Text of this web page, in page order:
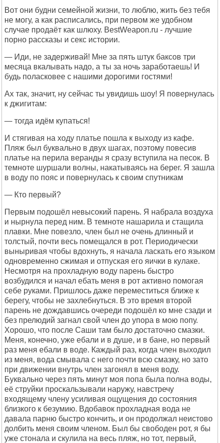
Вот они будни семейной жизни, то люблю, жить без тебя
не могу, а как расписались, при первом же удобном
случае продаёт как шлюху. BestWeapon.ru - лучшие
порно рассказы и секс истории.
— Иди, не задерживай! Мне за пять штук баксов три
месяца вкалывать надо, а ты за ночь заработаешь! И
будь поласковее с нашими дорогими гостями!
Ах так, значит, ну сейчас ты увидишь шоу! Я повернулась
к джигитам:
— тогда идём купаться!
И стягивая на ходу платье пошла к выходу из кафе.
Пляж был буквально в двух шагах, поэтому повесив
платье на перила веранды я сразу вступила на песок. В
темноте шуршали волны, накатываясь на берег. Я зашла
в воду по пояс и повернулась к своим спутникам
— Кто первый?
Первым подошёл невысокий парень. Я набрала воздуха
и нырнула перед ним. В темноте нашарила и стащила
плавки. Мне повезло, член был не очень длинный и
толстый, почти весь помещался в рот. Периодически
выныривая чтобы вдохнуть, я начала ласкать его языком
одновременно сжимая и отпуская его яички в кулаке.
Несмотря на прохладную воду парень быстро
возбудился и начал ебать меня в рот активно помогая
себе руками. Пришлось даже переместиться ближе к
берегу, чтобы не захлебнуться. В это время второй
парень не дождавшись очереди подошёл ко мне сзади и
без прелюдий загнал свой член до упора в мою попу.
Хорошо, что после Саши там было достаточно смазки.
Меня, конечно, уже ебали и в душе, и в бане, но первый
раз меня ебали в воде. Каждый раз, когда член выходил
из меня, вода смывала с него почти всю смазку, но зато
при движении внутрь член загонял в меня воду.
Буквально через пять минут моя попа была полна воды,
её струйки проскальзывали наружу, навстречу
входящему члену усиливая ощущения до состояния
близкого к безумию. Вдобавок прохладная вода не
давала парню быстро кончить, и он продолжал неистово
долбить меня своим членом. Был бы свободен рот, я бы
уже стонала и скулила на весь пляж, но тот, первый,